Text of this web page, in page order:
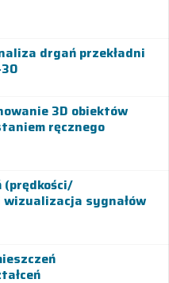
drgań przekładni
3D obiektów
ręcznego
sygnałów